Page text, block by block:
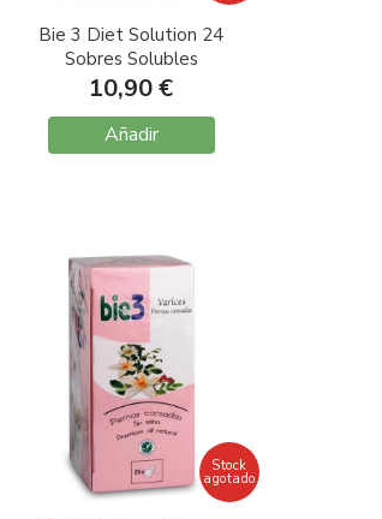
Bie 3 Diet Solution 24
Sobres Solubles
10,90 €
Añadir
Stock
agotado